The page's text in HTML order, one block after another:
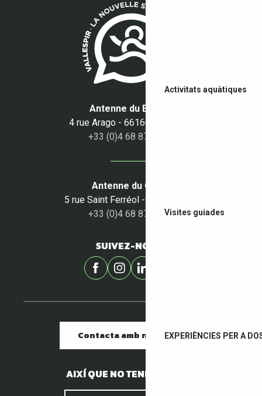
Activitats aquàtiques
Visites guiades
EXPERIÈNCIES PER A
Antenne du Boulou
4 rue Arago - 66160 Le Boulou
+33 (0)4 68 87 50 95
Antenne du Céret
5 rue Saint Ferréol - 66400 Céret
+33 (0)4 68 87 00 53
SUIVEZ-NOUS !
Contacta amb nosaltres
AIXÍ QUE NO TENIM PEDRES.